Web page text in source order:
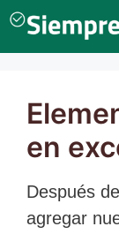
Saltar
contenido
en
Después de
agregar